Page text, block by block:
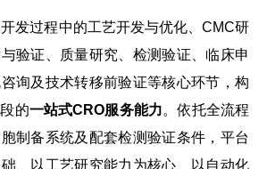
发过程中的工艺开发与优化、CMC研
验证、质量研究、检测验证、临床申
询及技术转移前验证等核心环节，构
的一站式CRO服务能力。依托全流程
制备系统及配套检测验证条件，平台
、以工艺研究能力为核心、以自动化